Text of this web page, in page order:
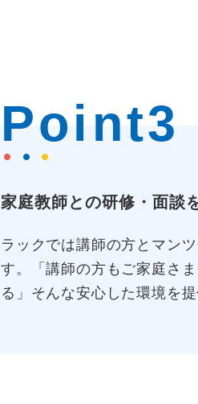
Point3
家庭教師との研修・面談
ラックでは講師の方とマン
す。「講師の方もご家庭さ
る」そんな安心した環境を